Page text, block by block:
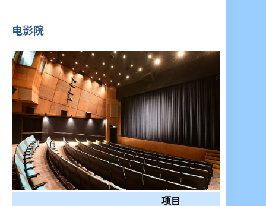
电影院
项目